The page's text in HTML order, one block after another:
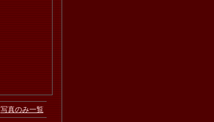
写真のみ一覧